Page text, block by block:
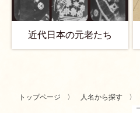
近代日本の元老たち
トップページ 人名から探す